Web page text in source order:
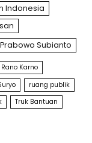
Indonesia
Prabowo Subianto
Rano Karno
ruang publik
Truk Bantuan